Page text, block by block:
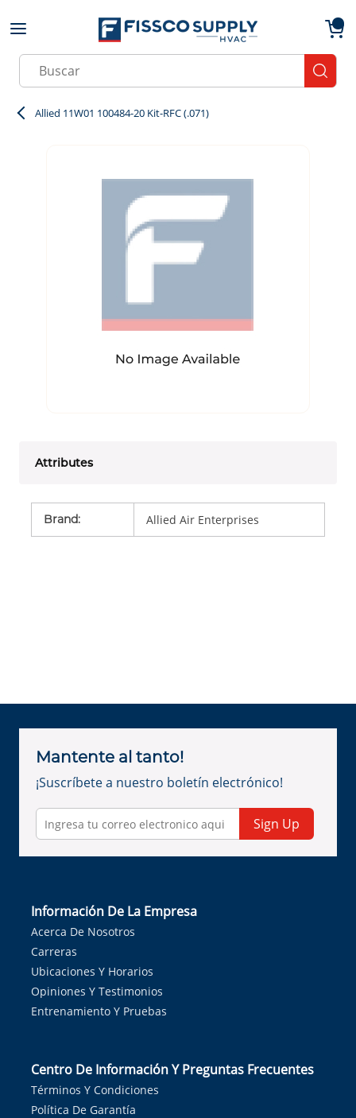
Skip to main content
Site Search
Allied 11W01 100484-20 Kit-RFC (.071)
Attributes
Brand: Allied Air Enterprises
Mantente al tanto!
¡Suscríbete a nuestro boletín electrónico!
Sign Up
Información De La Empresa
Acerca De Nosotros
Carreras
Ubicaciones Y Horarios
Opiniones Y Testimonios
Entrenamiento Y Pruebas
Centro De Información Y Preguntas Frecuentes
Términos Y Condiciones
Política De Garantía